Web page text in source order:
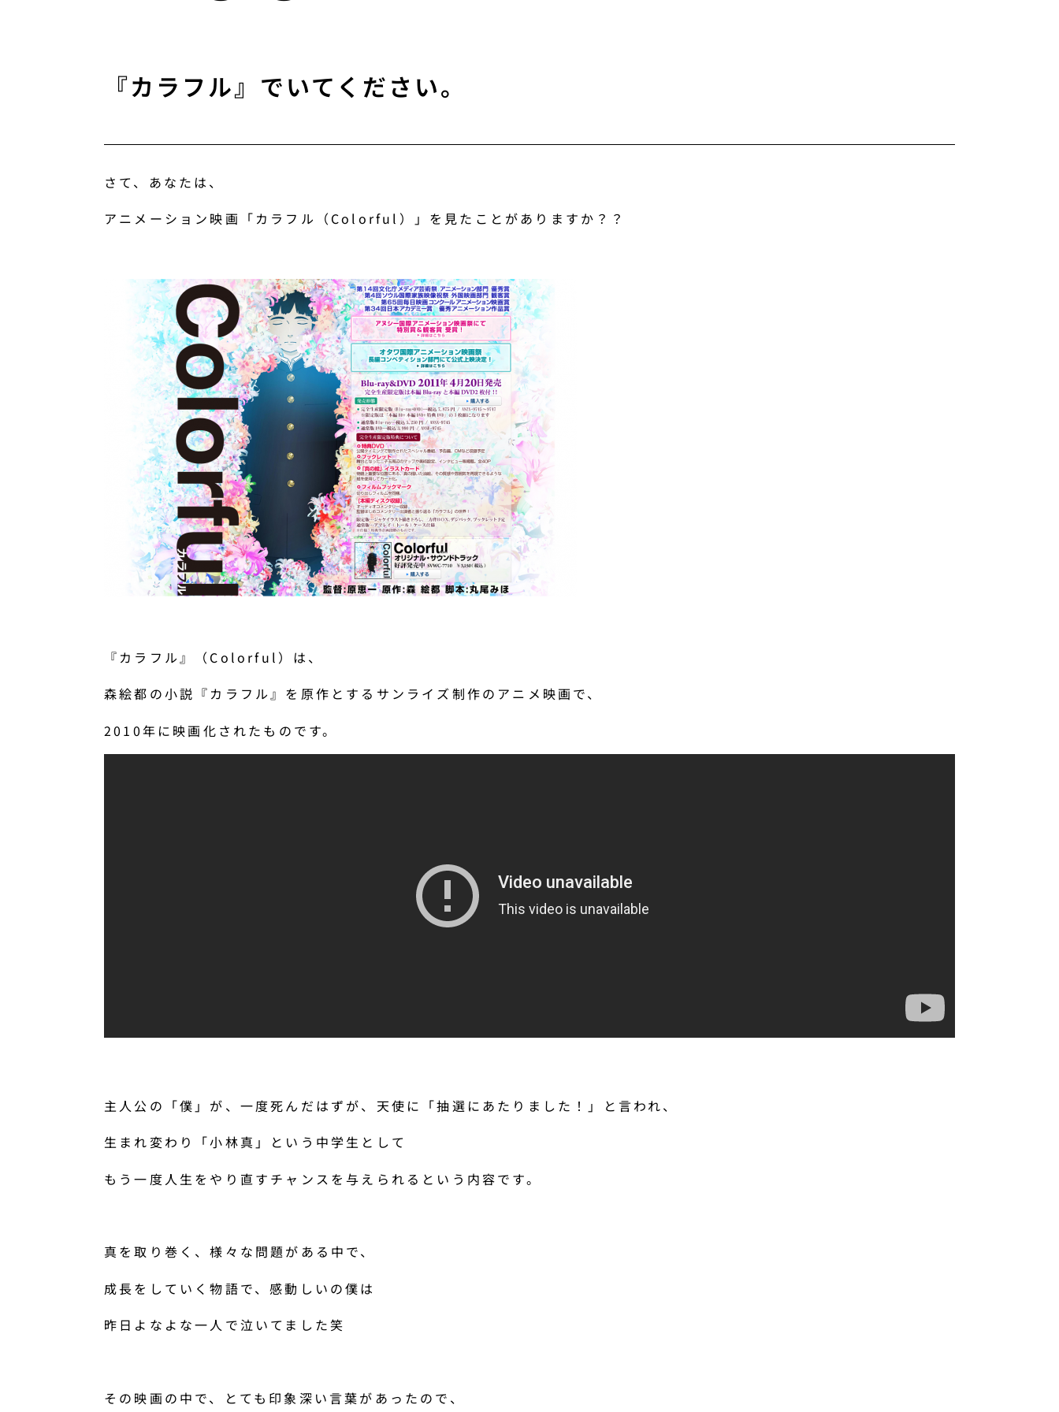
『カラフル』でいてください。
さて、あなたは、
アニメーション映画「カラフル（Colorful）」を見たことがありますか？？
『カラフル』（Colorful）は、
森絵都の小説『カラフル』を原作とするサンライズ制作のアニメ映画で、
2010年に映画化されたものです。
主人公の「僕」が、一度死んだはずが、天使に「抽選にあたりました！」と言われ、
生まれ変わり「小林真」という中学生として
もう一度人生をやり直すチャンスを与えられるという内容です。
真を取り巻く、様々な問題がある中で、
成長をしていく物語で、感動しいの僕は
昨日よなよな一人で泣いてました笑
その映画の中で、とても印象深い言葉があったので、